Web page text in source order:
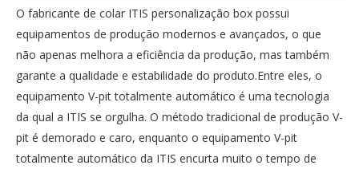
O fabricante de colar ITIS personalização box possui
equipamentos de produção modernos e avançados, o que
não apenas melhora a eficiência da produção, mas também
garante a qualidade e estabilidade do produto.Entre eles, o
equipamento V-pit totalmente automático é uma tecnologia
da qual a ITIS se orgulha. O método tradicional de produção V-
pit é demorado e caro, enquanto o equipamento V-pit
totalmente automático da ITIS encurta muito o tempo de